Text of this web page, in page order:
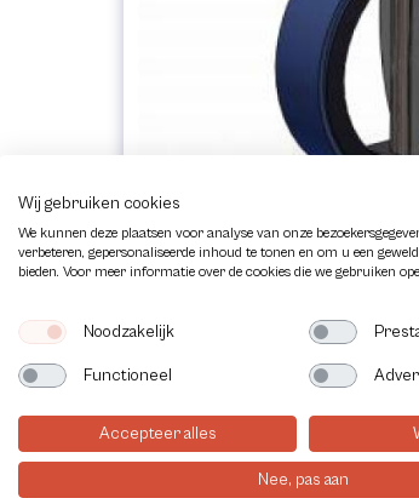
Contact
Wij gebruiken cookies
We kunnen deze plaatsen voor analyse van onze
verbeteren, gepersonaliseerde inhoud te tonen en om u een
bieden. Voor meer informatie over de cookies die we gebruiken
Noodzakelijk
Functioneel
Accepteer alles
Nee, pas aan